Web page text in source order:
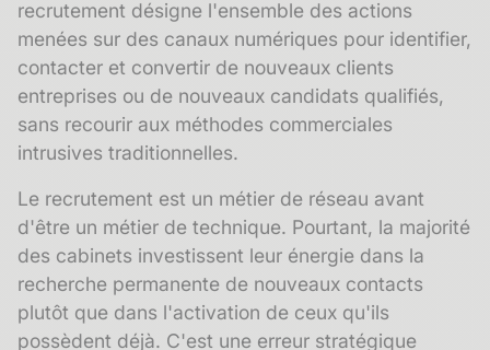
recrutement désigne l'ensemble des actions
menées sur des canaux numériques pour identifier,
contacter et convertir de nouveaux clients
entreprises ou de nouveaux candidats qualifiés,
sans recourir aux méthodes commerciales
intrusives traditionnelles.
Le recrutement est un métier de réseau avant
d'être un métier de technique. Pourtant, la majorité
des cabinets investissent leur énergie dans la
recherche permanente de nouveaux contacts
plutôt que dans l'activation de ceux qu'ils
possèdent déjà. C'est une erreur stratégique